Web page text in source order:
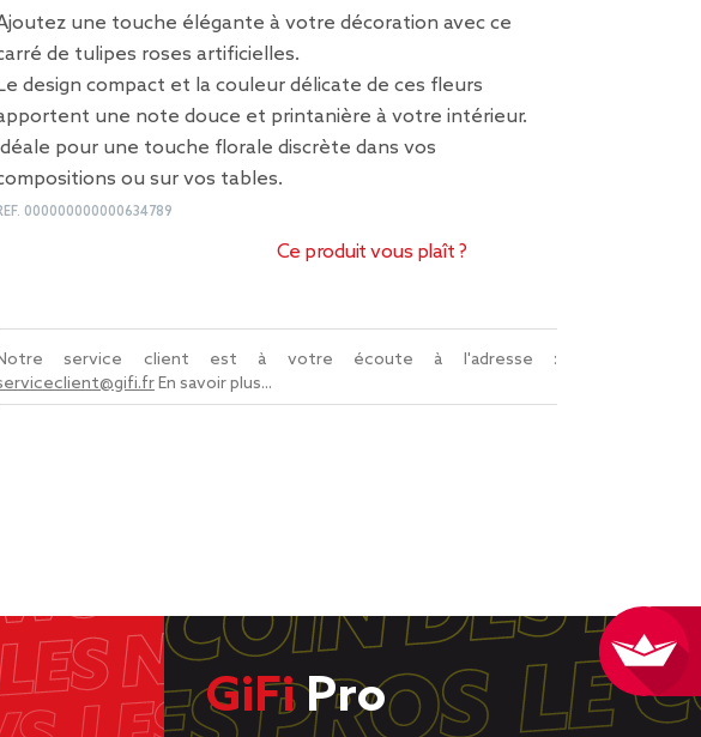
une touche élégante à votre décoration avec ce
de tulipes roses artificielles.
design compact et la couleur délicate de ces fleurs
une note douce et printanière à votre intérieur.
pour une touche florale discrète dans vos
ou sur vos tables.
000000000000634789
Ce produit vous plaît ?
service client est à votre écoute à l'adresse :
En savoir plus...
GiFiPro